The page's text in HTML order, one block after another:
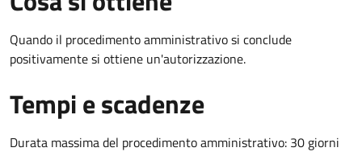
Quando il procedimento amministrativo si conclude
positivamente si ottiene un'autorizzazione.
Tempi e scadenze
Durata massima del procedimento amministrativo: 30 giorni